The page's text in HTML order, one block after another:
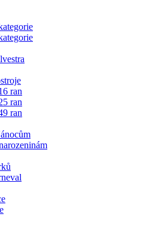
ran
ran
ran